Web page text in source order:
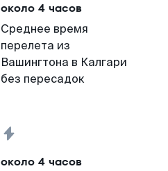
около 4 часов
Среднее время
перелета из
Вашингтона в Калгари
без пересадок
около 4 часов